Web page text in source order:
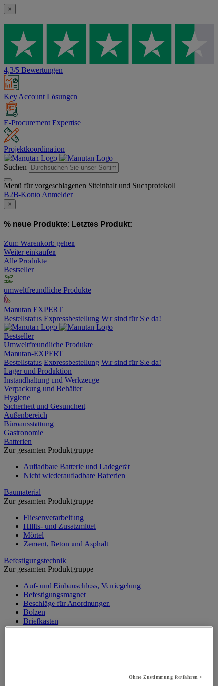
×
4,3/5 Bewertungen
Key Account Lösungen
E-Procurement Expertise
Projektkoordination
Suchen
Menü für vorgeschlagenen Siteinhalt und Suchprotokoll
B2B-Konto Anmelden
×
% neue Produkte: Letztes Produkt:
Zum Warenkorb gehen
Weiter einkaufen
Alle Produkte
Bestseller
umweltfreundliche Produkte
Manutan EXPERT
Bestellstatus Expressbestellung Wir sind für Sie da!
Bestseller
Umweltfreundliche Produkte
Manutan-EXPERT
Bestellstatus Expressbestellung Wir sind für Sie da!
Lager und Produktion
Instandhaltung und Werkzeuge
Verpackung und Behälter
Hygiene
Sicherheit und Gesundheit
Außenbereich
Büroausstattung
Gastronomie
Batterien
Zur gesamten Produktgruppe
Aufladbare Batterie und Ladegerät
Nicht wiederaufladbare Batterien
Baumaterial
Zur gesamten Produktgruppe
Fliesenverarbeitung
Hilfts- und Zusatzmittel
Mörtel
Zement, Beton und Asphalt
Befestigungstechnik
Zur gesamten Produktgruppe
Auf- und Einbauschloss, Verriegelung
Befestigungsmagnet
Beschläge für Anordnungen
Bolzen
Briefkasten
Dichtung und Sprengring
Ohne Zustimmung fortfahren >